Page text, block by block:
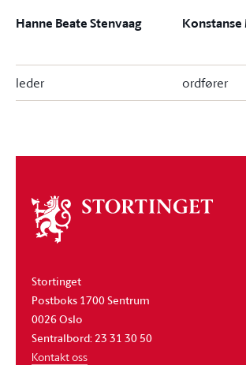
Hanne Beate Stenvaag
leder ordfører
Om
stortinget
Stortinget
Postboks 1700 Sentrum
0026 Oslo
Sentralbord: 23 31 30 50
Kontakt oss